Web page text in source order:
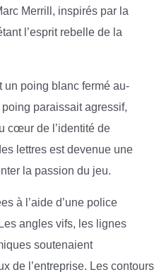
Merrill, inspirés par la
l’esprit rebelle de la
un poing blanc fermé au-
poing paraissait agressif,
cœur de l’identité de
lettres est devenue une
la passion du jeu.
à l’aide d’une police
angles vifs, les lignes
soutenaient
de l’entreprise. Les contours